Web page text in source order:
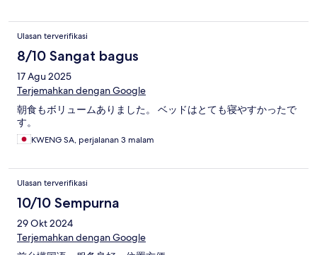
Ulasan terverifikasi
8/10 Sangat bagus
17 Agu 2025
Terjemahkan dengan Google
朝食もボリュームありました。 ベッドはとても寝やすかったで
す。
KWENG SA, perjalanan 3 malam
Ulasan terverifikasi
10/10 Sempurna
29 Okt 2024
Terjemahkan dengan Google